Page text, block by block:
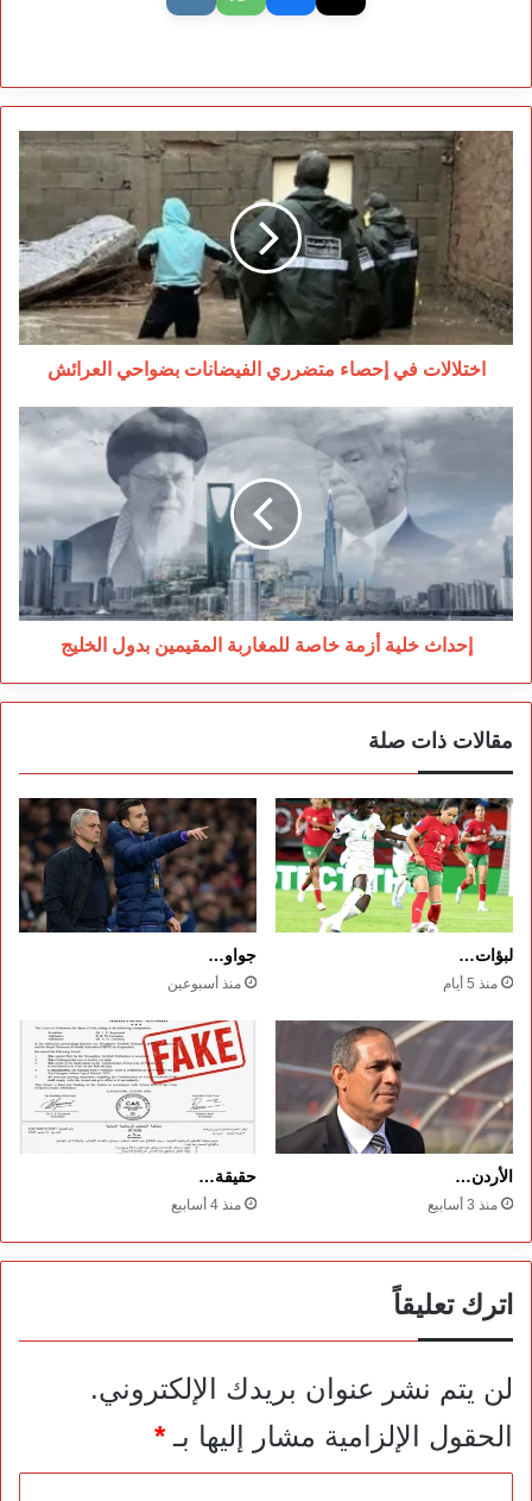
اختلالات
في
إحصاء
متضرري
الفيضانات
بضواحي
العرائش
اختلالات في إحصاء متضرري الفيضانات بضواحي العرائش
إحداث
خاصة
للمغاربة
المقيمين
بدول
الخليج
إحداث خلية أزمة خاصة للمغاربة المقيمين بدول الخليج
مقالات ذات صلة
لبؤات…
منذ 5 أيام
جواو…
منذ أسبوعين
الأردن…
منذ 3 أسابيع
حقيقة…
منذ 4 أسابيع
اترك تعليقاً
لن يتم نشر عنوان بريدك الإلكتروني.
الحقول الإلزامية مشار إليها بـ*